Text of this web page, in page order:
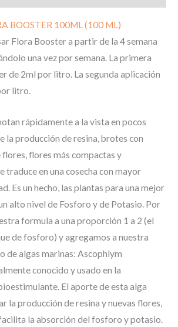
BOOSTER 100ML (100 ML)
Flora Booster a partir de la 4 semana
una vez por semana. La primera
de 2ml por litro. La segunda aplicación
litro.
rápidamente a la vista en pocos
la producción de resina, brotes con
flores más compactas y
traduce en una cosecha con mayor
Es un hecho, las plantas para una mejor
alto nivel de Fosforo y de Potasio. Por
formula a una proporción 1 a 2 (el
de fosforo) y agregamos a nuestra
de algas marinas: Ascophlym
conocido y usado en la
El aporte de esta alga
la producción de resina y nuevas flores,
la absorción del fosforo y potasio.